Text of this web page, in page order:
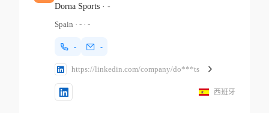
Dorna Sports· -
Spain · -· -
- -
https://linkedin.com/company/do***ts
西班牙